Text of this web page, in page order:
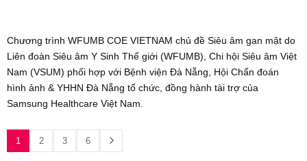
Chương trình WFUMB COE VIETNAM chủ đề Siêu âm gan mật do
Liên đoàn Siêu âm Y Sinh Thế giới (WFUMB), Chi hội Siêu âm Việt
Nam (VSUM) phối hợp với Bệnh viện Đà Nẵng, Hội Chẩn đoán
hình ảnh & YHHN Đà Nẵng tổ chức, đồng hành tài trợ của
Samsung Healthcare Việt Nam.
1 2 3 6